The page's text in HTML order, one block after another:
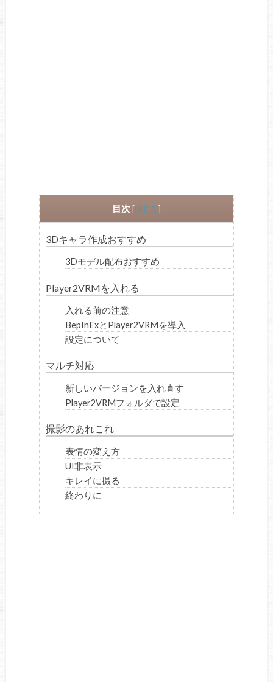
目次 [閉じる]
3Dキャラ作成おすすめ
3Dモデル配布おすすめ
Player2VRMを入れる
入れる前の注意
BepInExとPlayer2VRMを導入
設定について
マルチ対応
新しいバージョンを入れ直す
Player2VRMフォルダで設定
撮影のあれこれ
表情の変え方
UI非表示
キレイに撮る
終わりに